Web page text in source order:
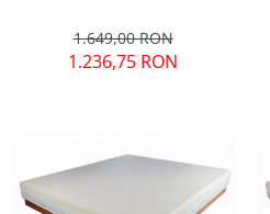
1.649,00 RON
1.236,75 RON